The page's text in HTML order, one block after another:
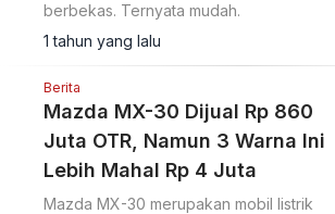
berbekas. Ternyata mudah.
1 tahun yang lalu
Berita
Mazda MX-30 Dijual Rp 860
Juta OTR, Namun 3 Warna Ini
Lebih Mahal Rp 4 Juta
Mazda MX-30 merupakan mobil listrik